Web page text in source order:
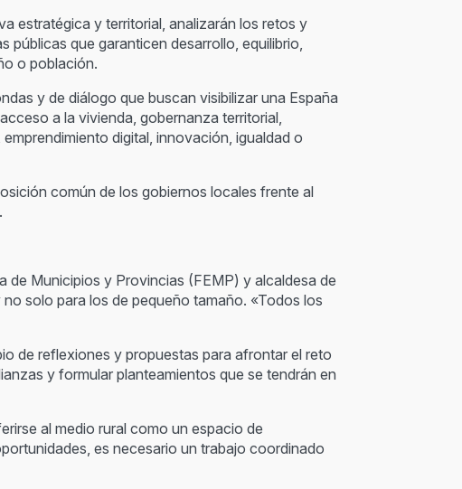
estratégica y territorial, analizarán los retos y
públicas que garanticen desarrollo, equilibrio,
o población.
y de diálogo que buscan visibilizar una España
a la vivienda, gobernanza territorial,
digital, innovación, igualdad o
común de los gobiernos locales frente al
de Municipios y Provincias (FEMP) y alcaldesa de
solo para los de pequeño tamaño. «Todos los
de reflexiones y propuestas para afrontar el reto
y formular planteamientos que se tendrán en
al medio rural como un espacio de
es necesario un trabajo coordinado